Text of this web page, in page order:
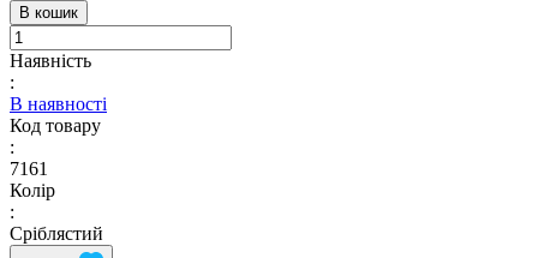
В кошик
Наявність
:
В наявності
Код товару
:
7161
Колір
:
Сріблястий